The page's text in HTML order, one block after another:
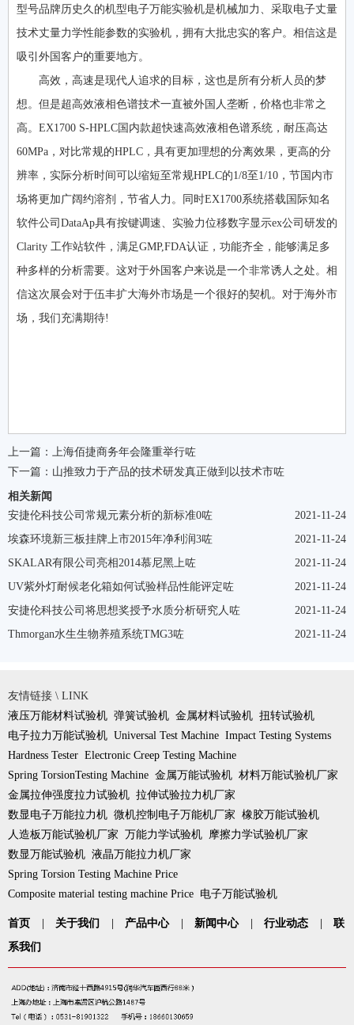
型号品牌历史久的机型电子万能实验机是机械加力、采取电子丈量
技术丈量力学性能参数的实验机，拥有大批忠实的客户。相信这是
吸引外国客户的重要地方。
高效，高速是现代人追求的目标，这也是所有分析人员的梦
想。但是超高效液相色谱技术一直被外国人垄断，价格也非常之
高。EX1700 S-HPLC国内款超快速高效液相色谱系统，耐压高达
60MPa，对比常规的HPLC，具有更加理想的分离效果，更高的分
辨率，实际分析时间可以缩短至常规HPLC的1/8至1/10，节国内市
场将更加广阔约溶剂，节省人力。同时EX1700系统搭载国际知名
软件公司DataAp具有按键调速、实验力位移数字显示ex公司研发的
Clarity 工作站软件，满足GMP,FDA认证，功能齐全，能够满足多
种多样的分析需要。这对于外国客户来说是一个非常诱人之处。相
信这次展会对于伍丰扩大海外市场是一个很好的契机。对于海外市
场，我们充满期待!
上一篇：
上海佰捷商务年会隆重举行咗
下一篇： 山推致力于产品的技术研发真正做到以技术市咗
相关新闻
2021-11-24
安捷伦科技公司常规元素分析的新标准0咗
2021-11-24
埃森环境新三板挂牌上市2015年净利润3咗
2021-11-24
SKALAR有限公司亮相2014慕尼黑上咗
2021-11-24
UV紫外灯耐候老化箱如何试验样品性能评定咗
2021-11-24
安捷伦科技公司将思想奖授予水质分析研究人咗
2021-11-24
Thmorgan水生生物养殖系统TMG3咗
友情链接 \ LINK
液压万能材料试验机 弹簧试验机 金属材料试验机 扭转试验机
电子拉力万能试验机 Universal Test Machine Impact Testing Systems
Hardness Tester Electronic Creep Testing Machine
Spring TorsionTesting Machine 金属万能试验机 材料万能试验机厂家
金属拉伸强度拉力试验机 拉伸试验拉力机厂家
数显电子万能拉力机 微机控制电子万能机厂家 橡胶万能试验机
人造板万能试验机厂家 万能力学试验机 摩擦力学试验机厂家
数显万能试验机 液晶万能拉力机厂家
Spring Torsion Testing Machine Price
Composite material testing machine Price 电子万能试验机
首页 | 关于我们 | 产品中心 | 新闻中心 | 行业动态 |
联
系我们